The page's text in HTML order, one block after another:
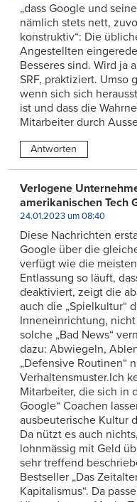
„dass Google und
nämlich stets nett,
konstruktiv“: Die
Angestellten
Besseres sind. Wird ja
SRF, praktiziert. Umso
wenn sich sich
ist und dass die
Mitarbeiter durch
Antworten
Verlogene
amerikanischen Tech
24.01.2023 um 08:40
Diese Nachrichten
Google über die
verfügt wie die
Entlassung so läuft,
deaktiviert, zeigt die
auch die „Spielkultur“
Inneneinrichtung,
solche „Bad News“
dazu: Abwiegeln,
„Defensive Routinen“
Verhaltensmuster.Ich
Mitarbeiter, die sich in
Google“ Coachen
ausbeuterische Kultur
Da nützt es auch
lohnmässig mit Geld
sehr treffend
Bestseller „Das
Kapitalismus“. Da